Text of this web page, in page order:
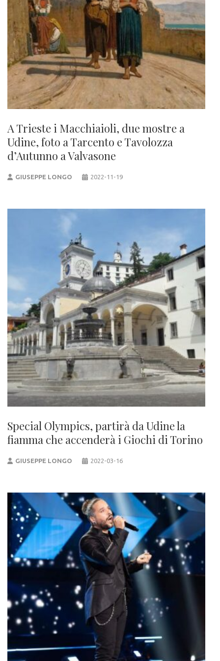
A Trieste i Macchiaioli, due mostre a
Udine, foto a Tarcento e Tavolozza
d’Autunno a Valvasone
GIUSEPPE LONGO 2022-11-19
Special Olympics, partirà da Udine la
fiamma che accenderà i Giochi di Torino
GIUSEPPE LONGO 2022-03-16